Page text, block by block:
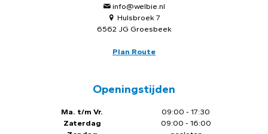
info@welbie.nl
Hulsbroek 7
6562 JG Groesbeek
Plan Route
Openingstijden
Ma. t/m Vr.
Zaterdag
09:00 - 17:30
09:00 - 16:00